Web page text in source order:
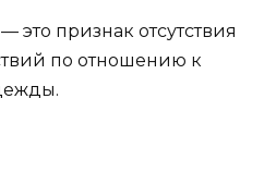
это признак от­сутс­твия
по отношению к